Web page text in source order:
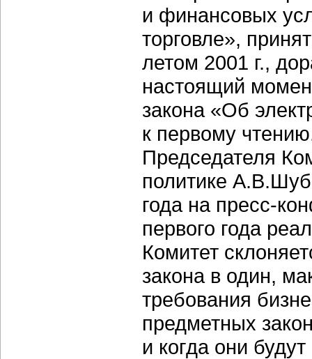
и финансовых
торговле»,
летом 2001 г.,
настоящий
закона «Об
к первому
Председателя
политике
года на пресс-
первого года
Комитет
закона в один,
требования
предметных
и когда они